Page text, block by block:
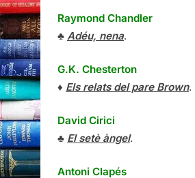
Raymond Chandler
♣ Adéu, nena.
G.K. Chesterton
♦ Els relats del pare Brown.
David Cirici
♣ El setè àngel.
Antoni Clapés